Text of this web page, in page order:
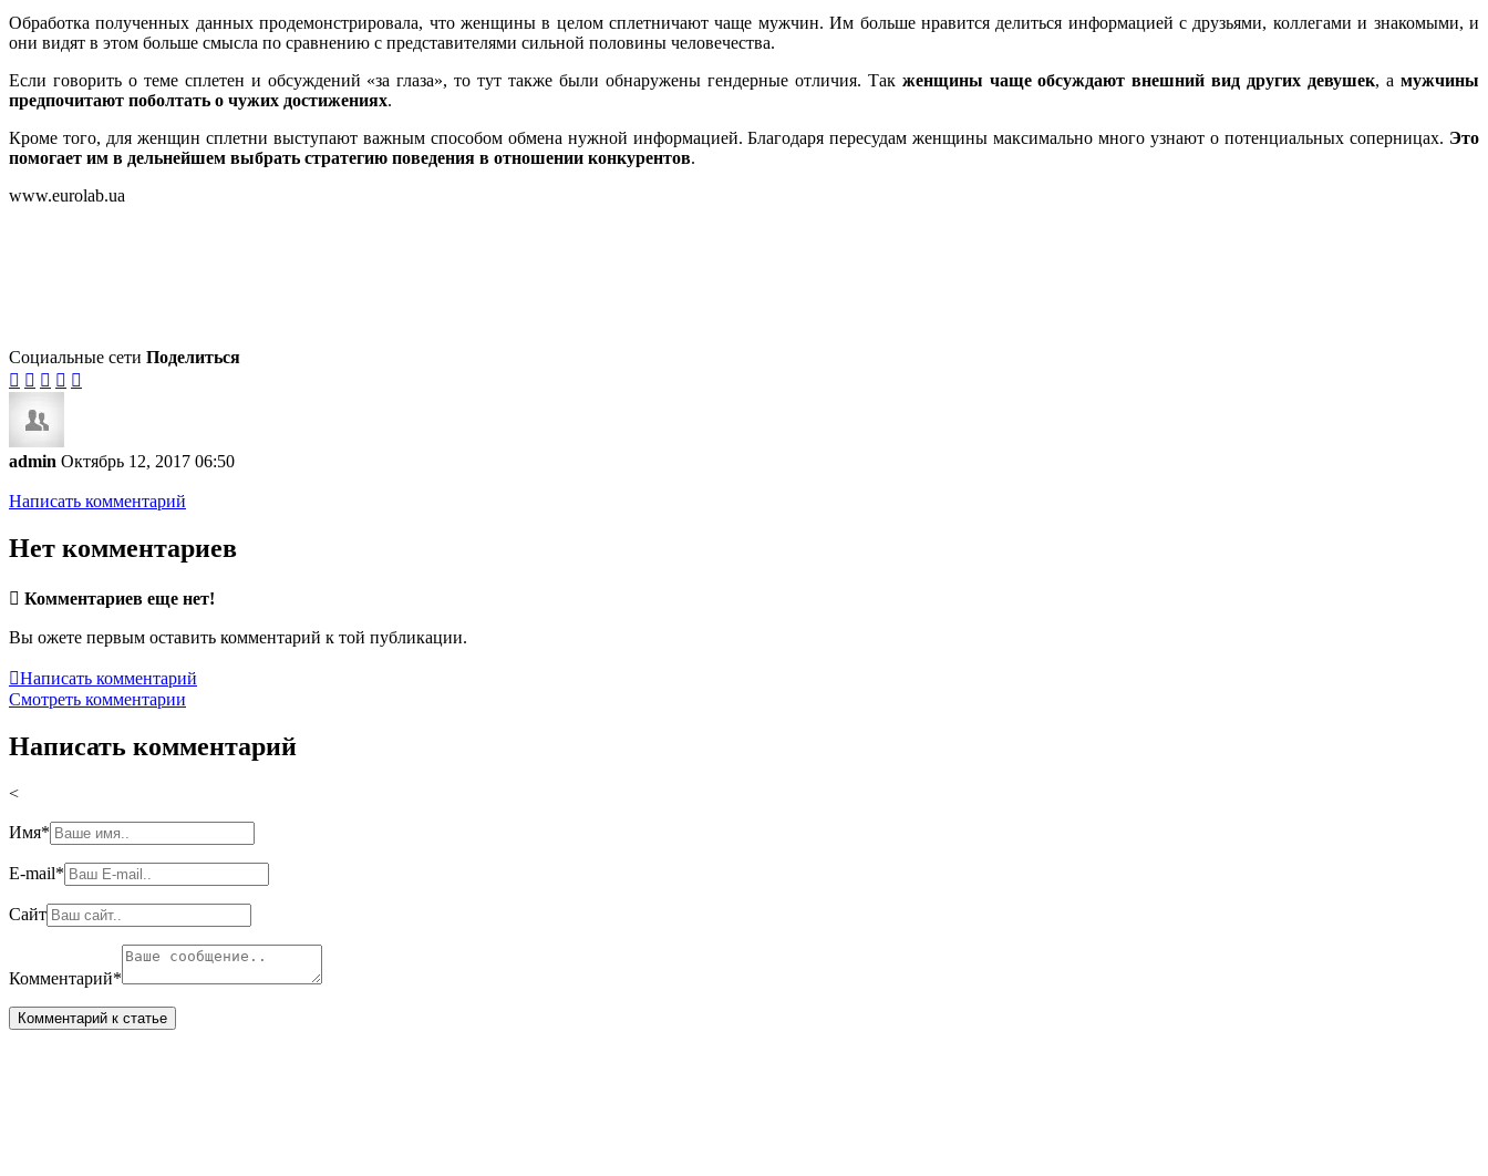
Обработка полученных данных продемонстрировала, что женщины в целом сплетничают чаще мужчин. Им больше нравится делиться информацией с друзьями, коллегами и знакомыми, и
они видят в этом больше смысла по сравнению с представителями сильной половины человечества.
Если говорить о теме сплетен и обсуждений «за глаза», то тут также были обнаружены гендерные отличия. Так женщины чаще обсуждают внешний вид других девушек, амужчины
предпочитают поболтать о чужих достижениях.
Кроме того, для женщин сплетни выступают важным способом обмена нужной информацией. Благодаря пересудам женщины максимально много узнают о потенциальных соперницах. Это
помогает им в дельнейшем выбрать стратегию поведения в отношении конкурентов.
www.eurolab.ua
Социальные сети Поделиться
    
admin Октябрь 12, 2017 06:50
Написать комментарий
Нет комментариев
 Комментариев еще нет!
Вы ожете первым оставить комментарий к той публикации.
Написать комментарий
Смотреть комментарии
Написать комментарий
<
Имя*
E-mail*
Сайт
Комментарий*